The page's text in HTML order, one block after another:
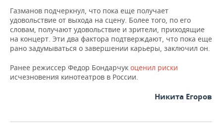
ОПК
ЭНЕРГЕТИКА
ТРАНСПОРТ
УСЛУГИ
IT
МЕДИА
ТЕЛЕКОММУНИКАЦИИ
НОВОСТИ МЕРОПРИЯТИЙ
ВЫЕЗДНАЯ РЕДАКЦИЯ
БИЗНЕС-БРАНЧИ
ONLINE-КОНФЕРЕНЦИИ
СПОРТ
НОВОСТИ СПОРТА
ФУТБОЛ
ХОККЕЙ
ВОЛЕЙБОЛ
ОБЩЕСТВО
НОВОСТИ ОБЩЕСТВА
ВЛАСТЬ
ИСТОРИЯ
ФОТОГАЛЕРЕЯ
СЮЖЕТЫ
СПИСОК ПЕРСОН
ПОЛНАЯ ВЕРСИЯ
Газманов подчеркнул, что пока еще получает
удовольствие от выхода на сцену. Более того, по его
словам, получают удовольствие и зрители, приходящие
на концерт. Эти два фактора подтверждают, что пока еще
рано задумываться о завершении карьеры, заключил он.
Ранее режиссер Федор Бондарчук оценил риски
исчезновения кинотеатров в России.
Никита Егоров